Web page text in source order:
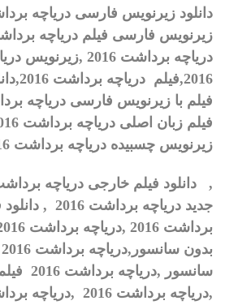
دانلود زیرنویس فارسی دریاچه برداشت
زیرنویس فارسی فیلم دریاچه برداشت
دریاچه برداشت 2016
,زیرنویس
2016
,فیلم دریاچه برداشت 2016 ,
فیلم با زیرنویس فارسی دریاچه
فیلم زبان اصلی دریاچه برداشت 2016
زیرنویس چسبیده دریاچه برداشت 2016
,
جدید دریاچه برداشت 2016
,
سانسور
,دریاچه برداشت 2016
,